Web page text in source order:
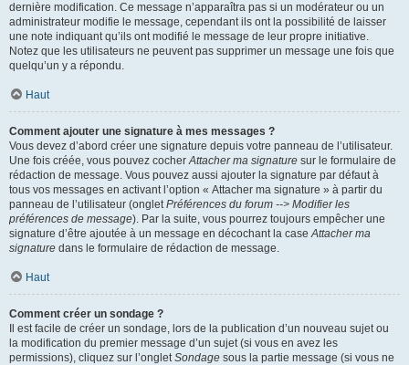
dernière modification. Ce message n’apparaîtra pas si un modérateur ou un
administrateur modifie le message, cependant ils ont la possibilité de laisser
une note indiquant qu’ils ont modifié le message de leur propre initiative.
Notez que les utilisateurs ne peuvent pas supprimer un message une fois que
quelqu’un y a répondu.
Haut
Comment ajouter une signature à mes messages ?
Vous devez d’abord créer une signature depuis votre panneau de l’utilisateur.
Une fois créée, vous pouvez cocherAttacher ma signature sur le formulaire de
rédaction de message. Vous pouvez aussi ajouter la signature par défaut à
tous vos messages en activant l’option « Attacher ma signature » à partir du
panneau de l’utilisateur (ongletPréférences du forum --> Modifier les
préférences de message). Par la suite, vous pourrez toujours empêcher une
signature d’être ajoutée à un message en décochant la caseAttacher ma
signature dans le formulaire de rédaction de message.
Haut
Comment créer un sondage ?
Il est facile de créer un sondage, lors de la publication d’un nouveau sujet ou
la modification du premier message d’un sujet (si vous en avez les
permissions), cliquez sur l’ongletSondage sous la partie message (si vous ne